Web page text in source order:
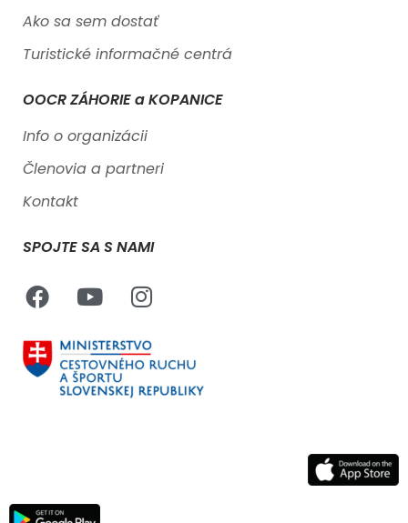
Ako sa sem dostať
Turistické informačné centrá
OOCR ZÁHORIE a KOPANICE
Info o organizácii
Členovia a partneri
Kontakt
SPOJTE SA S NAMI